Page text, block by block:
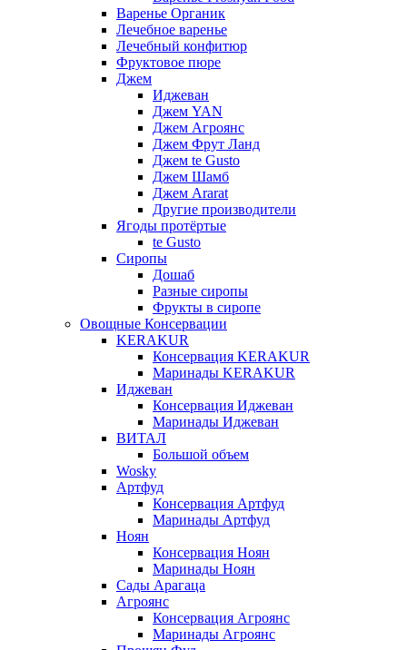
Варенье Органик
Лечебное варенье
Лечебный конфитюр
Фруктовое пюре
Джем
Иджеван
Джем YAN
Джем Агроянс
Джем Фрут Ланд
Джем te Gusto
Джем Шамб
Джем Ararat
Другие производители
Ягоды протёртые
te Gusto
Сиропы
Дошаб
Разные сиропы
Фрукты в сиропе
Овощные Консервации
KERAKUR
Консервация KERAKUR
Маринады KERAKUR
Иджеван
Консервация Иджеван
Маринады Иджеван
ВИТАЛ
Большой объем
Wosky
Артфуд
Консервация Артфуд
Маринады Артфуд
Ноян
Консервация Ноян
Маринады Ноян
Сады Арагаца
Агроянс
Консервация Агроянс
Маринады Агроянс